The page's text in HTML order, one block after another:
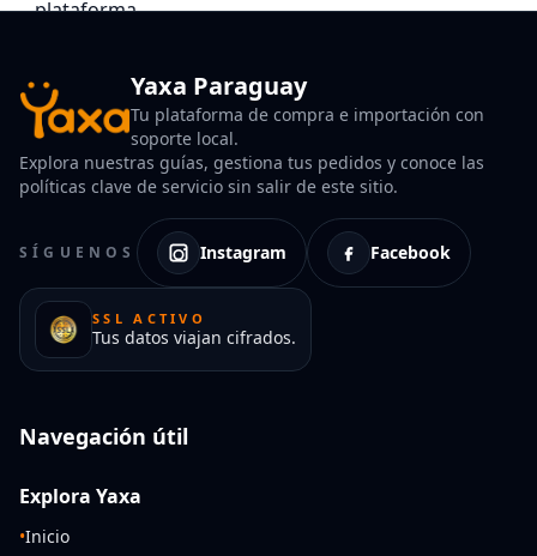
Yaxa Paraguay
Tu plataforma de compra e importación con
soporte local.
Explora nuestras guías, gestiona tus pedidos y conoce las
políticas clave de servicio sin salir de este sitio.
SÍGUENOS Instagram Facebook
SSL ACTIVO
Tus datos viajan cifrados.
Navegación útil
Explora Yaxa
•Inicio